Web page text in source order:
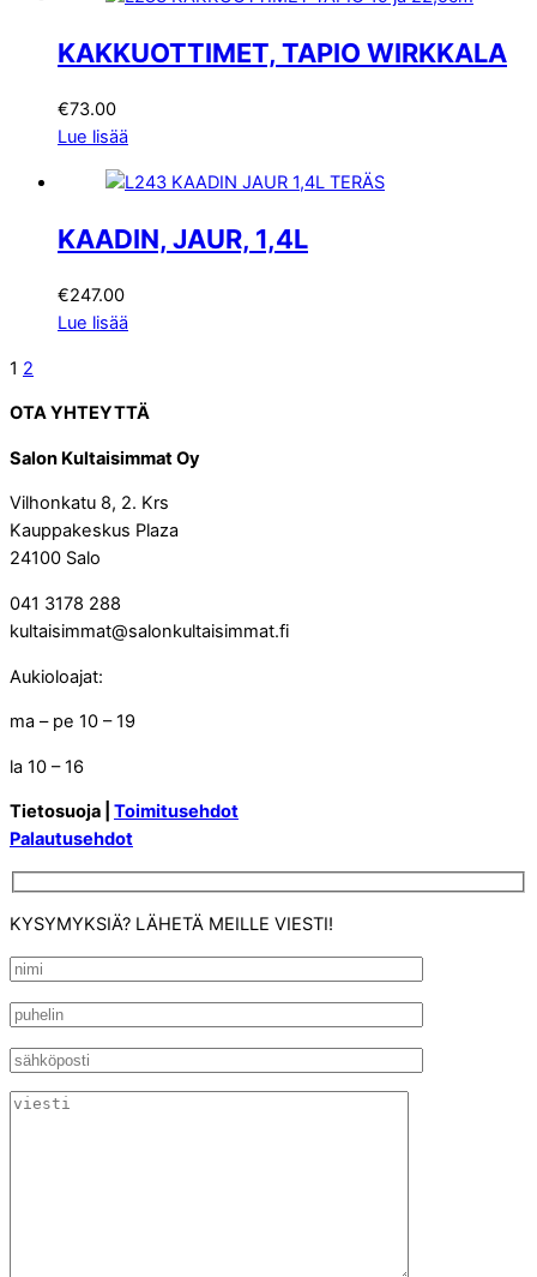
KAKKUOTTIMET, TAPIO WIRKKALA
€73.00
Lue lisää
KAADIN, JAUR, 1,4L
€247.00
Lue lisää
1 2
OTA YHTEYTTÄ
Salon Kultaisimmat Oy
Vilhonkatu 8, 2. Krs
Kauppakeskus Plaza
24100 Salo
041 3178 288
kultaisimmat@salonkultaisimmat.fi
Aukioloajat:
ma – pe 10 – 19
la 10 – 16
Tietosuoja | Toimitusehdot
Palautusehdot
KYSYMYKSIÄ? LÄHETÄ MEILLE VIESTI!